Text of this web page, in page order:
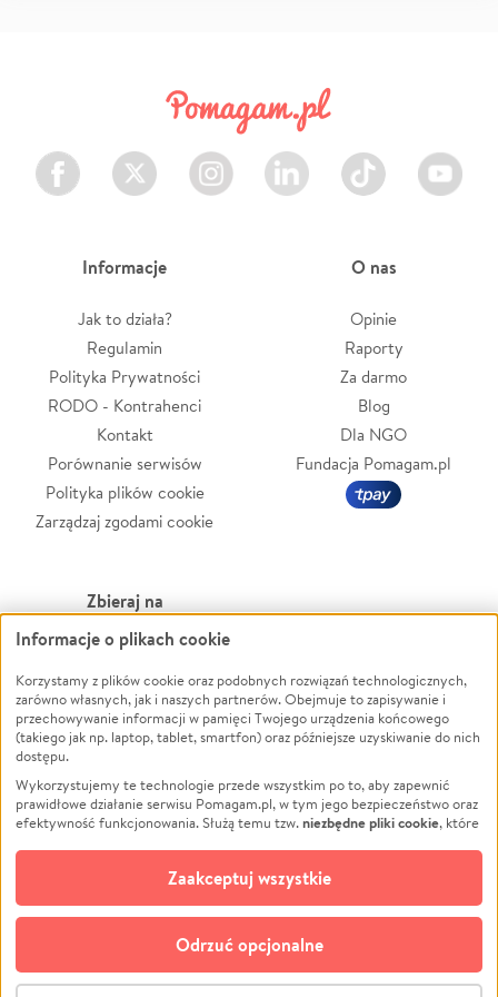
Facebook Twitter Instagram LinkedIn TikTok Youtube
Informacje
Jak to działa?
Regulamin
Polityka Prywatności
RODO - Kontrahenci
Kontakt
Porównanie serwisów
Polityka plików cookie
Zarządzaj zgodami cookie
O nas
Opinie
Raporty
Za darmo
Blog
Dla NGO
Fundacja Pomagam.pl
Zbieraj na
Leczenie
Zwierzęta
Pożar
Ukraina
Pomoc Finansowa
Projekty
Pogrzeb
Społeczność lokalna
Kultura
Powódź
Wichura
NGO
Edukacja
Podróż
Impreza
Ochrona środowiska
Biznes
© CROWDING SP. Z O.O.
Informacje o plikach cookie
Korzystamy z plików cookie oraz podobnych rozwiązań technologicznych,
zarówno własnych, jak i naszych partnerów. Obejmuje to zapisywanie i
przechowywanie informacji w pamięci Twojego urządzenia końcowego
(takiego jak np. laptop, tablet, smartfon) oraz późniejsze uzyskiwanie do nich
dostępu.
Wykorzystujemy te technologie przede wszystkim po to, aby zapewnić
prawidłowe działanie serwisu Pomagam.pl, w tym jego bezpieczeństwo oraz
efektywność funkcjonowania. Służą temu tzw.niezbędne pliki cookie, które
opcjonalnych plików cookie
technologii do celów analitycznych i retargetingowych. Możesz wyrazić
zgodę na ich stosowanie lub jej odmówić. W dowolnym momencie masz
możliwość zmiany swoich preferencji na stronie „Zarządzaj zgodami cookie”,
do której link znajdziesz w stopce serwisu Pomagam.pl. Opcjonalne pliki
cookie wykorzystywane są w następujących celach:
Odrzuć opcjonalne
Zaakceptuj wszystkie